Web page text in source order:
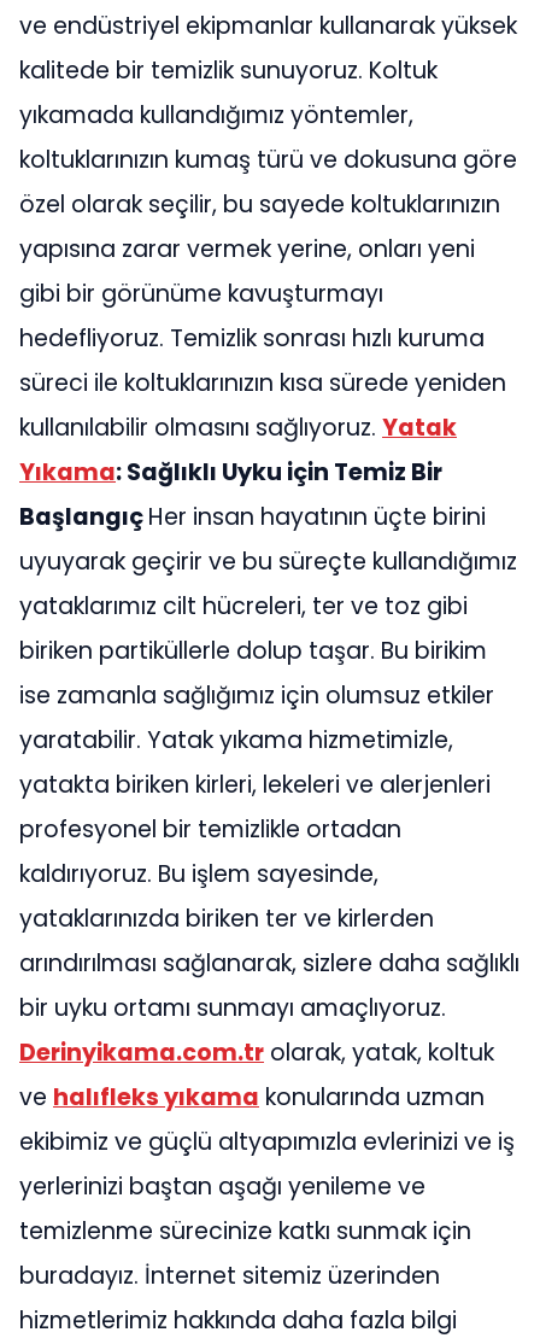
ve endüstriyel ekipmanlar kullanarak yüksek
kalitede bir temizlik sunuyoruz. Koltuk
yıkamada kullandığımız yöntemler,
koltuklarınızın kumaş türü ve dokusuna göre
özel olarak seçilir, bu sayede koltuklarınızın
yapısına zarar vermek yerine, onları yeni
gibi bir görünüme kavuşturmayı
hedefliyoruz. Temizlik sonrası hızlı kuruma
süreci ile koltuklarınızın kısa sürede yeniden
kullanılabilir olmasını sağlıyoruz. Yatak
Yıkama: Sağlıklı Uyku için Temiz Bir
BaşlangıçHer insan hayatının üçte birini
uyuyarak geçirir ve bu süreçte kullandığımız
yataklarımız cilt hücreleri, ter ve toz gibi
biriken partiküllerle dolup taşar. Bu birikim
ise zamanla sağlığımız için olumsuz etkiler
yaratabilir. Yatak yıkama hizmetimizle,
yatakta biriken kirleri, lekeleri ve alerjenleri
profesyonel bir temizlikle ortadan
kaldırıyoruz. Bu işlem sayesinde,
yataklarınızda biriken ter ve kirlerden
arındırılması sağlanarak, sizlere daha sağlıklı
bir uyku ortamı sunmayı amaçlıyoruz.
Derinyikama.com.tr olarak, yatak, koltuk
ve halıfleks yıkama konularında uzman
ekibimiz ve güçlü altyapımızla evlerinizi ve iş
yerlerinizi baştan aşağı yenileme ve
temizlenme sürecinize katkı sunmak için
buradayız. İnternet sitemiz üzerinden
hizmetlerimiz hakkında daha fazla bilgi